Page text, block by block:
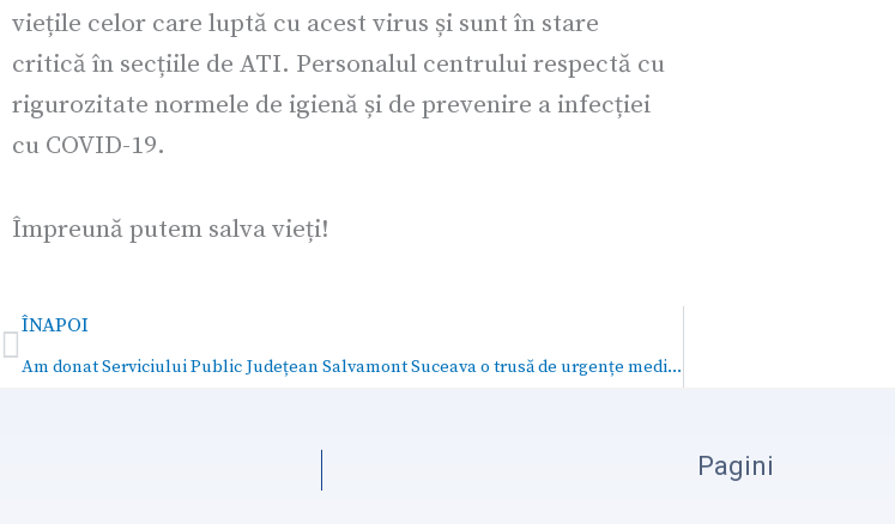
viețile celor care luptă cu acest virus și sunt în stare
critică în secțiile de ATI. Personalul centrului respectă cu
rigurozitate normele de igienă și de prevenire a infecției
cu COVID-19.
Împreună putem salva vieți!
Prev
ÎNAPOI
Am donat Serviciului Public Județean Salvamont Suceava o trusă de urgențe medicale
Pagini